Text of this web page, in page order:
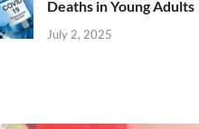
Deaths in Young Adults
July 2, 2025